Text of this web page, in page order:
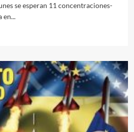
se esperan 11 concentraciones-
en...